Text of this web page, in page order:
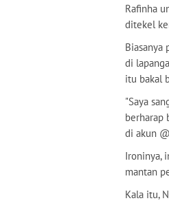
Rafinha
ditekel
Biasanya
di
itu bakal
"Saya
berharap
di akun
Ironinya,
mantan
Kala itu,